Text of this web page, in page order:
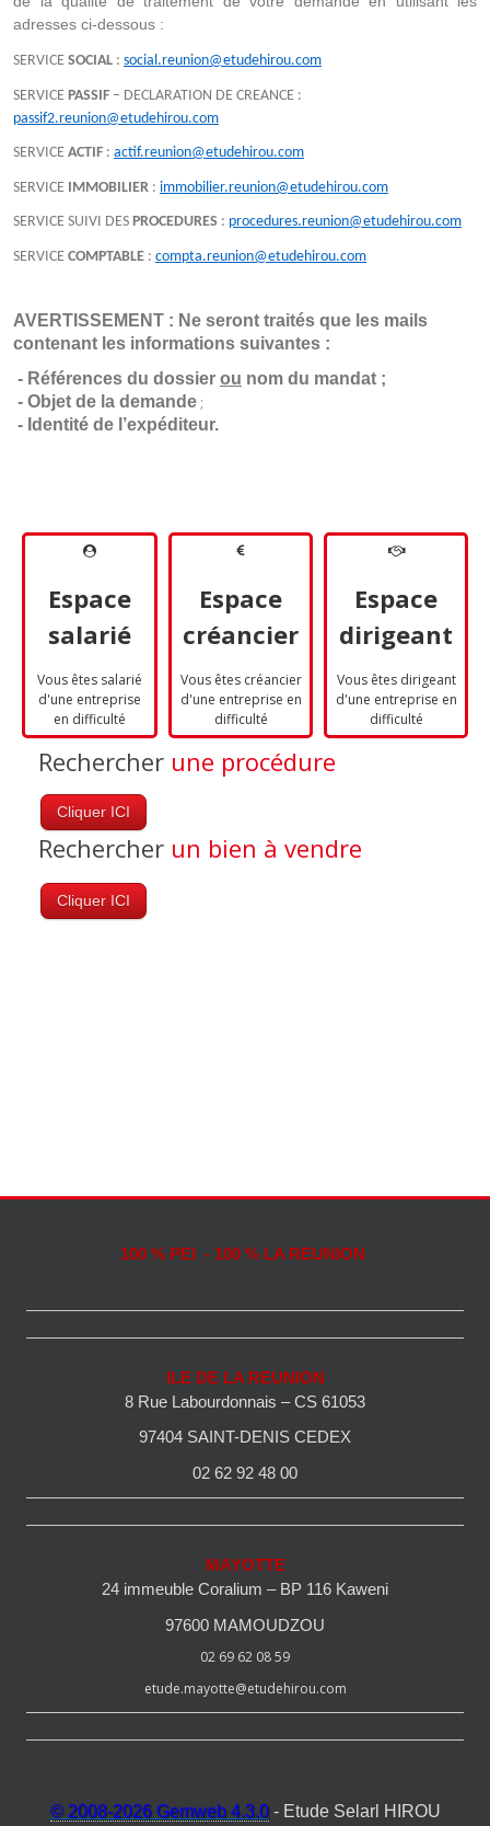
adresses ci-dessous :
SERVICE SOCIAL : social.reunion@etudehirou.com
SERVICE PASSIF – DECLARATION DE CREANCE :
passif2.reunion@etudehirou.com
SERVICE ACTIF : actif.reunion@etudehirou.com
SERVICE IMMOBILIER : immobilier.reunion@etudehirou.com
SERVICE SUIVI DES PROCEDURES : procedures.reunion@etudehirou.com
SERVICE COMPTABLE : compta.reunion@etudehirou.com
AVERTISSEMENT : Ne seront traités que les mails
contenant les informations suivantes :
- Références du dossier ou nom du mandat ;
- Objet de la demande ;
- Identité de l’expéditeur.
Espace
salarié
Vous êtes salarié
d'une entreprise
en difficulté
Espace
créancier
Vous êtes créancier
d'une entreprise en
difficulté
Espace
dirigeant
Vous êtes dirigeant
d'une entreprise en
difficulté
Rechercher une procédure
Cliquer ICI
Rechercher un bien à vendre
Cliquer ICI
100 % PEI - 100 % LA REUNION
ILE DE LA REUNION
8 Rue Labourdonnais – CS 61053
97404 SAINT-DENIS CEDEX
02 62 92 48 00
MAYOTTE
24 immeuble Coralium – BP 116 Kaweni
97600 MAMOUDZOU
02 69 62 08 59
etude.mayotte@etudehirou.com
© 2008-2026 Gemweb 4.3.0- Etude Selarl HIROU